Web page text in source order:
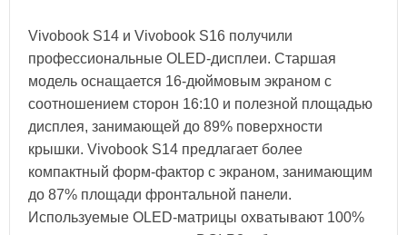
Vivobook S14 и Vivobook S16 получили
профессиональные OLED-дисплеи. Старшая
модель оснащается 16-дюймовым экраном с
соотношением сторон 16:10 и полезной площадью
дисплея, занимающей до 89% поверхности
крышки. Vivobook S14 предлагает более
компактный форм-фактор с экраном, занимающим
до 87% площади фронтальной панели.
Используемые OLED-матрицы охватывают 100%